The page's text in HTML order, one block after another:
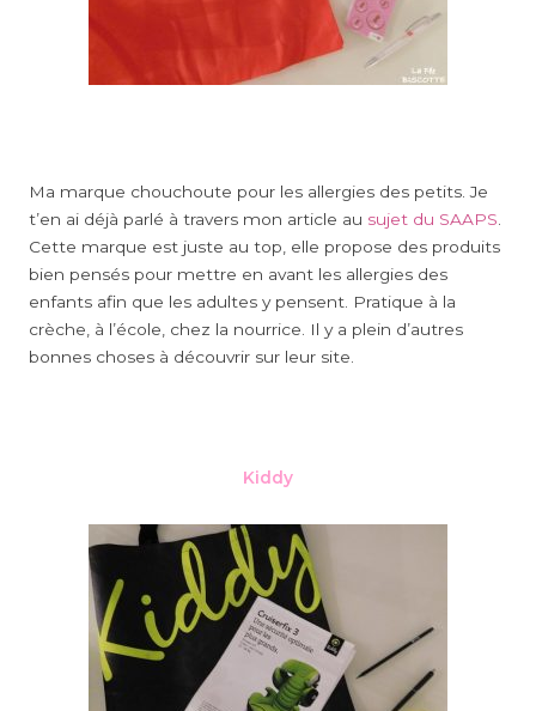
Ma marque chouchoute pour les allergies des petits. Je
t’en ai déjà parlé à travers mon article au sujet du SAAPS
Cette marque est juste au top, elle propose des produits
bien pensés pour mettre en avant les allergies des
enfants afin que les adultes y pensent. Pratique à la
crèche, à l’école, chez la nourrice. Il y a plein d’autres
bonnes choses à découvrir sur leur site.
Kiddy